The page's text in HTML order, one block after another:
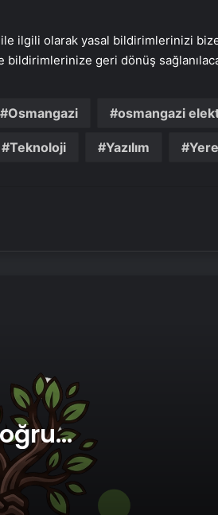
ilgili olarak yasal bildirimlerinizi
geri dönüş
Osmangazi osmangazi
Teknoloji Yazılım
Doğru